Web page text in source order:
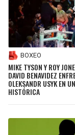
BOXEO
MIKE TYSON Y ROY
DAVID BENAVIDEZ
OLEKSANDR USYK EN
HISTÓRICA